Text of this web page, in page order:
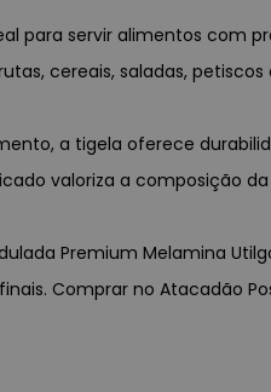
para servir alimentos
cereais, saladas,
a tigela oferece
valoriza a composição
Premium Melamina
Comprar no Atacadão